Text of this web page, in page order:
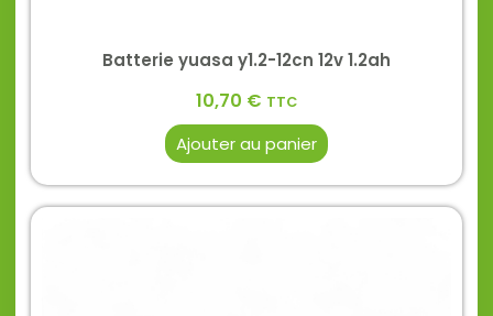
Batterie yuasa y1.2-12cn 12v 1.2ah
10,70 € TTC
Ajouter au panier